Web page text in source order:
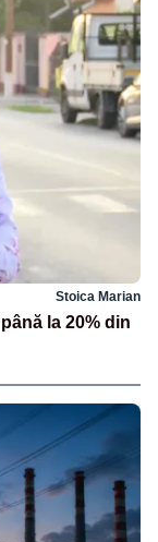
Stoica Marian
la 20% din